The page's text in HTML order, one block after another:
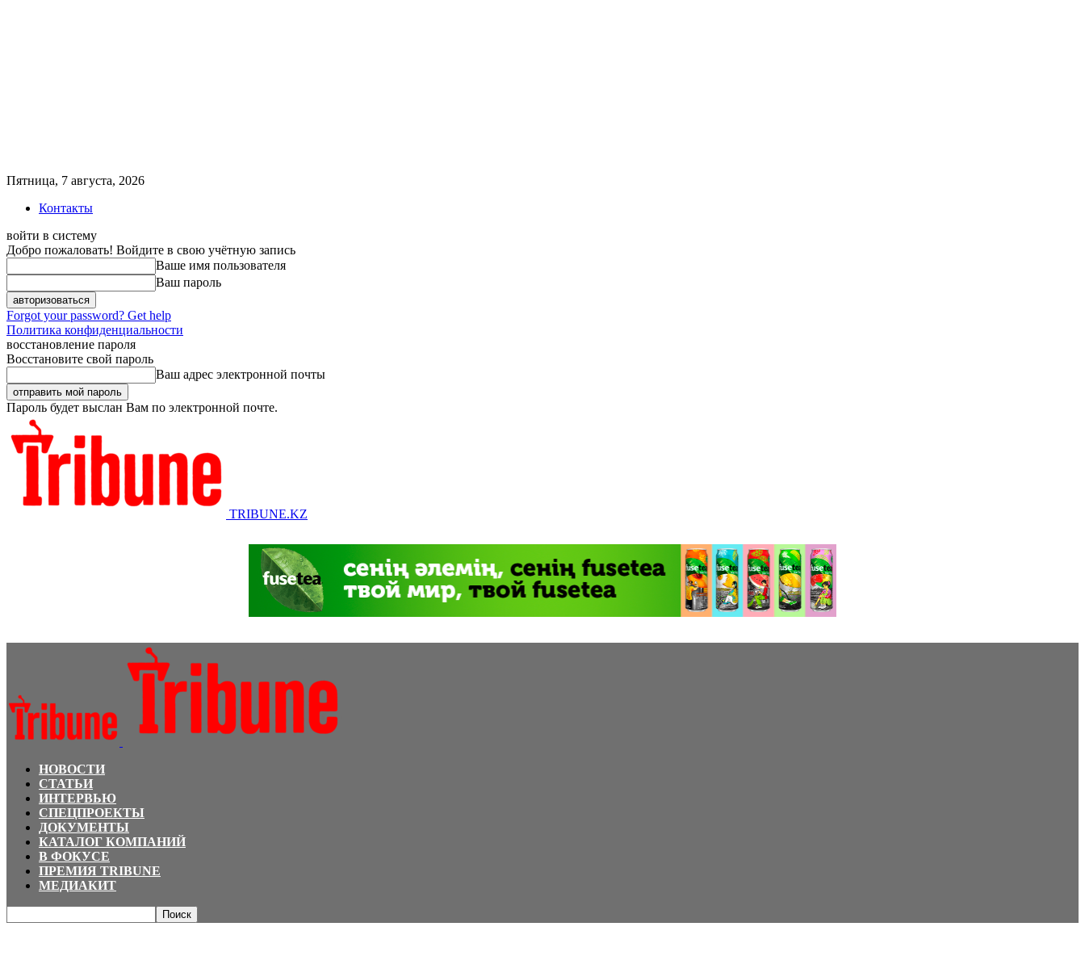
Пятница, 7 августа, 2026
Контакты
войти в систему
Добро пожаловать! Войдите в свою учётную запись
Ваше имя пользователя
Ваш пароль
Forgot your password? Get help
Политика конфиденциальности
восстановление пароля
Восстановите свой пароль
Ваш адрес электронной почты
Пароль будет выслан Вам по электронной почте.
TRIBUNE.KZ
НОВОСТИ
СТАТЬИ
ИНТЕРВЬЮ
СПЕЦПРОЕКТЫ
ДОКУМЕНТЫ
КАТАЛОГ КОМПАНИЙ
В ФОКУСЕ
ПРЕМИЯ TRIBUNE
МЕДИАКИТ